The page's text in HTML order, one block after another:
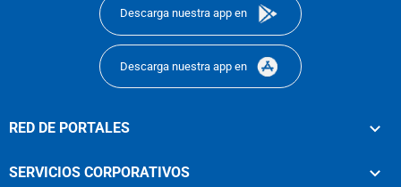
Descarga nuestra app en
Descarga nuestra app en
RED DE PORTALES
SERVICIOS CORPORATIVOS